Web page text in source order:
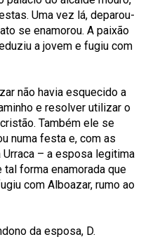
Uma vez lá, deparou-
se enamorou. A paixão
a jovem e fugiu com
não havia esquecido a
e resolver utilizar o
Também ele se
numa festa e, com as
Urraca – a esposa legitima
tal forma enamorada que
com Alboazar, rumo ao
da esposa, D.